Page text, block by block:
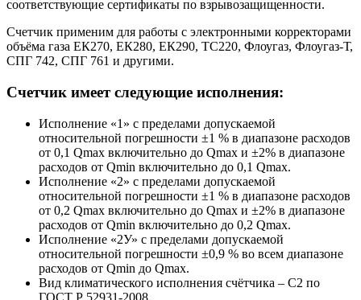
соответствующие сертификаты по взрывозащищенности.
Счетчик применим для работы с электронными корректорами
объёма газа ЕК270, ЕК280, ЕК290, ТС220, Флоугаз, Флоугаз-Т,
СПГ 742, СПГ 761 и другими.
Счетчик имеет следующие исполнения:
Исполнение «1» с пределами допускаемой
относительной погрешности ±1 % в диапазоне расходов
от 0,1 Qmax включительно до Qmax и ±2% в диапазоне
расходов от Qmin включительно до 0,1 Qmax.
Исполнение «2» с пределами допускаемой
относительной погрешности ±1 % в диапазоне расходов
от 0,2 Qmax включительно до Qmax и ±2% в диапазоне
расходов от Qmin включительно до 0,2 Qmax.
Исполнение «2У» с пределами допускаемой
относительной погрешности ±0,9 % во всем диапазоне
расходов от Qmin до Qmax.
Вид климатического исполнения счётчика – C2 по
ГОСТ Р 52931-2008.